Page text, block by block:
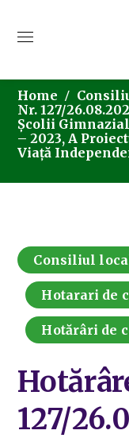
Home
Nr. 127/
Școlii
– 2023, A
Viață
Consiliul
Hotarari de
Hotărâri de
127/